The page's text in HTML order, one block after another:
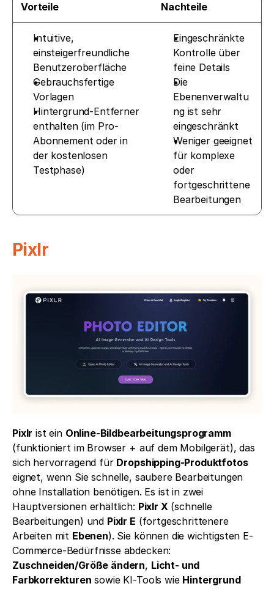
Vorteile Nachteile
Intuitive,
einsteigerfreundliche
Benutzeroberfläche
Gebrauchsfertige
Vorlagen
Hintergrund-Entferner
enthalten (im Pro-
Abonnement oder in
der kostenlosen
Testphase)
Eingeschränkte
Kontrolle über
feine Details
Die
Ebenenverwaltu
ng ist sehr
eingeschränkt
Weniger geeignet
für komplexe
oder
fortgeschrittene
Bearbeitungen
Pixlr
Pixlr ist ein Online-Bildbearbeitungsprogramm
(funktioniert im Browser + auf dem Mobilgerät), das
sich hervorragend für Dropshipping-Produktfotos
eignet, wenn Sie schnelle, saubere Bearbeitungen
ohne Installation benötigen. Es ist in zwei
Hauptversionen erhältlich: Pixlr X (schnelle
Bearbeitungen) und Pixlr E (fortgeschrittenere
Arbeiten mit Ebenen). Sie können die wichtigsten E-
Zuschneiden/Größe ändern, Licht- und
Farbkorrekturen sowie KI-Tools wie Hintergrund